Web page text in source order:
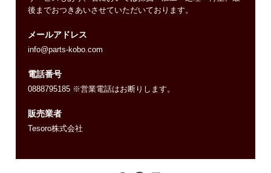
後までおつきあいさせていただいております。
メールアドレス
info@parts-kobo.com
電話番号
0888795185 ※営業電話はお断りします。
販売業者
Tesoro株式会社